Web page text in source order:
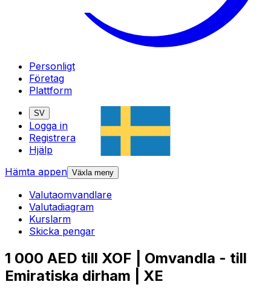
Personligt
Företag
Plattform
SV
Logga in
Registrera
Hjälp
Hämta appen Växla meny
Valutaomvandlare
Valutadiagram
Kurslarm
Skicka pengar
1 000 AED till XOF | Omvandla - till
Emiratiska dirham | XE